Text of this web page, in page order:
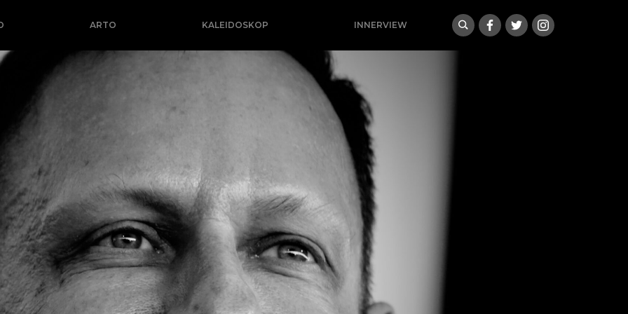
ARTO KALEIDOSKOP INNERVIEW